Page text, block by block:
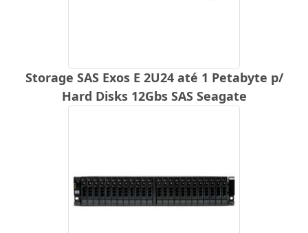
Storage SAS Exos E 2U24 até 1 Petabyte p/
Hard Disks 12Gbs SAS Seagate